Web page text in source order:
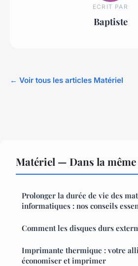
ECRIT PAR
Baptiste
← Voir tous les articles Matériel
Matériel — Dans la
Prolonger la durée de vie des
informatiques : nos conseils
Comment les disques durs
Imprimante thermique : votre
économiser et imprimer